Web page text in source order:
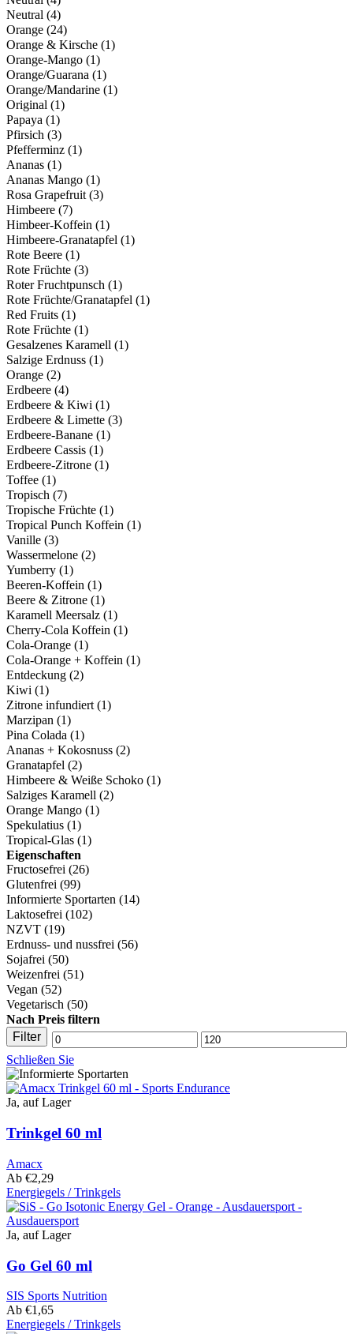
Neutral (4)
Orange (24)
Orange & Kirsche (1)
Orange-Mango (1)
Orange/Guarana (1)
Orange/Mandarine (1)
Original (1)
Papaya (1)
Pfirsich (3)
Pfefferminz (1)
Ananas (1)
Ananas Mango (1)
Rosa Grapefruit (3)
Himbeere (7)
Himbeer-Koffein (1)
Himbeere-Granatapfel (1)
Rote Beere (1)
Rote Früchte (3)
Roter Fruchtpunsch (1)
Rote Früchte/Granatapfel (1)
Red Fruits (1)
Rote Früchte (1)
Gesalzenes Karamell (1)
Salzige Erdnuss (1)
Orange (2)
Erdbeere (4)
Erdbeere & Kiwi (1)
Erdbeere & Limette (3)
Erdbeere-Banane (1)
Erdbeere Cassis (1)
Erdbeere-Zitrone (1)
Toffee (1)
Tropisch (7)
Tropische Früchte (1)
Tropical Punch Koffein (1)
Vanille (3)
Wassermelone (2)
Yumberry (1)
Beeren-Koffein (1)
Beere & Zitrone (1)
Karamell Meersalz (1)
Cherry-Cola Koffein (1)
Cola-Orange (1)
Cola-Orange + Koffein (1)
Entdeckung (2)
Kiwi (1)
Zitrone infundiert (1)
Marzipan (1)
Pina Colada (1)
Ananas + Kokosnuss (2)
Granatapfel (2)
Himbeere & Weiße Schoko (1)
Salziges Karamell (2)
Orange Mango (1)
Spekulatius (1)
Tropical-Glas (1)
Eigenschaften
Fructosefrei (26)
Glutenfrei (99)
Informierte Sportarten (14)
Laktosefrei (102)
NZVT (19)
Erdnuss- und nussfrei (56)
Sojafrei (50)
Weizenfrei (51)
Vegan (52)
Vegetarisch (50)
Nach Preis filtern
Mindestpreis Maximaler
Filter
Schließen Sie
Ja, auf Lager
Trinkgel 60 ml
Amacx
Ab €2,29
Energiegels / Trinkgels
Dieses
Produkt
hat
Varianten.
Die
Optionen
können
auf
Ja, auf Lager
Go Gel 60 ml
SIS Sports Nutrition
Ab €1,65
Energiegels / Trinkgels